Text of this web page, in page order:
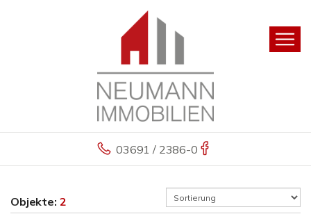
03691 / 2386-0
Objekte: 2